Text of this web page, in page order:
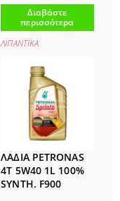
Διαβάστε
περισσότερα
ΛΙΠΑΝΤΙΚΑ
ΛΑΔΙΑ PETRONAS
4T 5W40 1L 100%
SYNTH. F900